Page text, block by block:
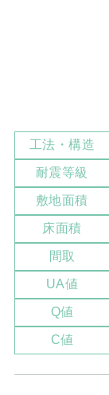
工法・構造
耐震等級
敷地面積
床面積
間取
UA値
Q値
C値